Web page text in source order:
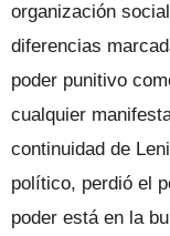
organización
diferencias
poder punitivo
cualquier
continuidad de
político, perdió el
poder está en la